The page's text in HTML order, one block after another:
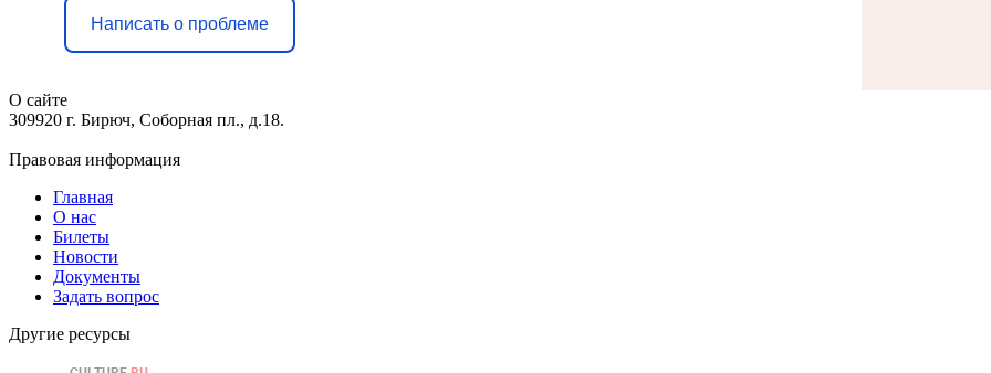
Написать о проблеме
О сайте
309920 г. Бирюч, Соборная пл., д.18.
Правовая информация
Главная
О нас
Билеты
Новости
Документы
Задать вопрос
Другие ресурсы